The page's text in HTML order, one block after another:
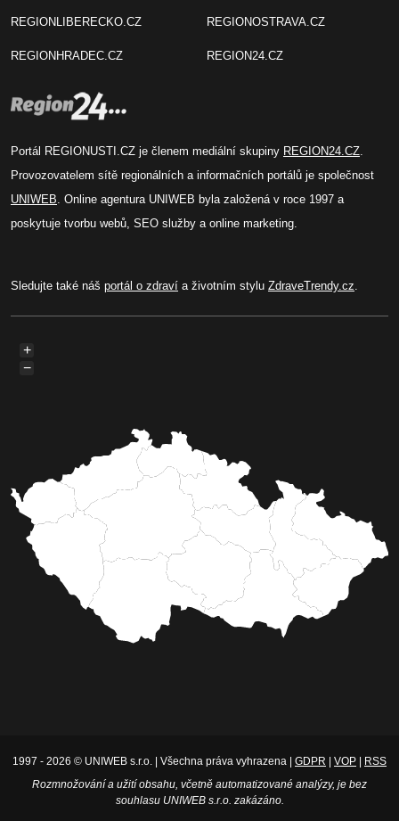
REGIONLIBERECKO.CZ
REGIONHRADEC.CZ
REGIONOSTRAVA.CZ
REGION24.CZ
Portál REGIONUSTI.CZ je členem mediální skupiny REGION24.CZ.
Provozovatelem sítě regionálních a informačních portálů je společnost
UNIWEB. Online agentura UNIWEB byla založená v roce 1997 a
poskytuje tvorbu webů, SEO služby a online marketing.
Sledujte také náš portál o zdraví a životním stylu ZdraveTrendy.cz.
+
−
1997 - 2026 © UNIWEB s.r.o. | Všechna práva vyhrazena | GDPR VOP
RSS
Rozmnožování a užití obsahu, včetně automatizované analýzy, je bez
souhlasu UNIWEB s.r.o. zakázáno.